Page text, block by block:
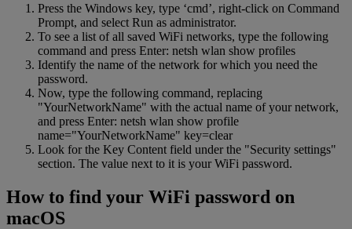
Press the Windows key, type ‘cmd’, right-click on Command
Prompt, and select Run as administrator.
To see a list of all saved WiFi networks, type the following
command and press Enter: netsh wlan show profiles
Identify the name of the network for which you need the
password.
Now, type the following command, replacing
"YourNetworkName" with the actual name of your network,
and press Enter: netsh wlan show profile
name="YourNetworkName" key=clear
Look for the Key Content field under the "Security settings"
section. The value next to it is your WiFi password.
How to find your WiFi password on
macOS